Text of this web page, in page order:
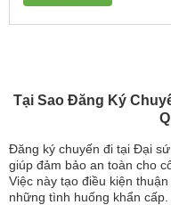
Tại Sao Đăng Ký
Đăng ký chuyến đi tại Đại
giúp đảm bảo an toàn cho
Việc này tạo điều kiện
những tình huống khẩn